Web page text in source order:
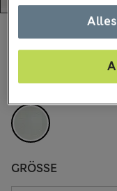
2
GRÖSSE